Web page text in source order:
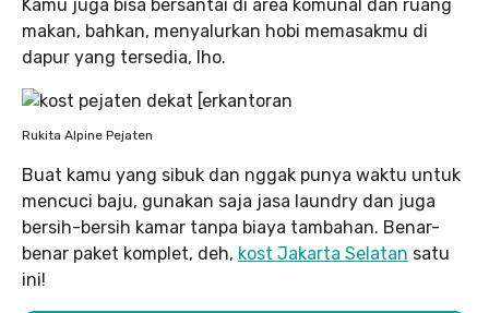
Kamu juga bisa bersantai di area komunal dan ruang
makan, bahkan, menyalurkan hobi memasakmu di
dapur yang tersedia, lho.
Rukita Alpine Pejaten
Buat kamu yang sibuk dan nggak punya waktu untuk
mencuci baju, gunakan saja jasa laundry dan juga
bersih-bersih kamar tanpa biaya tambahan. Benar-
benar paket komplet, deh, kost Jakarta Selatan satu
ini!